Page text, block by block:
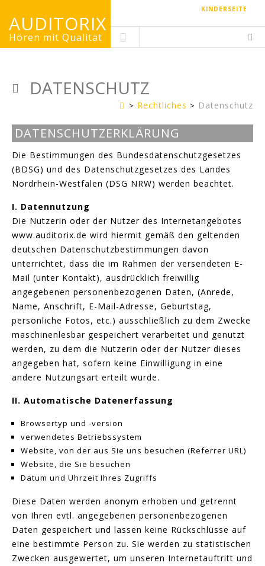
KINDERSEITE
AUDITORIX
Hören mit Qualität
DATENSCHUTZ
Erwachsenenseite
Rechtliches Datenschutz
DATENSCHUTZERKLÄRUNG
Die Bestimmungen des Bundesdatenschutzgesetzes
(BDSG) und des Datenschutzgesetzes des Landes
Nordrhein-Westfalen (DSG NRW) werden beachtet.
I. Datennutzung
Die Nutzerin oder der Nutzer des Internetangebotes
www.auditorix.de wird hiermit gemäß den geltenden
deutschen Datenschutzbestimmungen davon
unterrichtet, dass die im Rahmen der versendeten E-
Mail (unter Kontakt), ausdrücklich freiwillig
angegebenen personenbezogenen Daten, (Anrede,
Name, Anschrift, E-Mail-Adresse, Geburtstag,
persönliche Fotos, etc.) ausschließlich zu dem Zwecke
maschinenlesbar gespeichert verarbeitet und genutzt
werden, zu dem die Nutzerin oder der Nutzer dieses
angegeben hat, sofern keine Einwilligung in eine
andere Nutzungsart erteilt wurde.
II. Automatische Datenerfassung
Browsertyp und -version
verwendetes Betriebssystem
Website, von der aus Sie uns besuchen (Referrer URL)
Website, die Sie besuchen
Datum und Uhrzeit Ihres Zugriffs
Diese Daten werden anonym erhoben und getrennt
von Ihren evtl. angegebenen personenbezogenen
Daten gespeichert und lassen keine Rückschlüsse auf
eine bestimmte Person zu. Sie werden zu statistischen
Zwecken ausgewertet, um unseren Internetauftritt und